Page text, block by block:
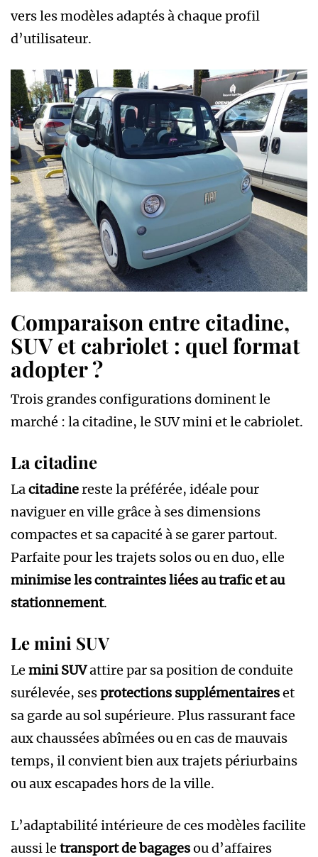
vers les modèles adaptés à chaque profil
d’utilisateur.
Comparaison entre citadine,
SUV et cabriolet : quel format
adopter ?
Trois grandes configurations dominent le
marché : la citadine, le SUV mini et le cabriolet.
La citadine
La citadine reste la préférée, idéale pour
naviguer en ville grâce à ses dimensions
compactes et sa capacité à se garer partout.
Parfaite pour les trajets solos ou en duo, elle
minimise les contraintes liées au trafic et au
stationnement.
Le mini SUV
Le mini SUVattire par sa position de conduite
surélevée, sesprotections supplémentaireset
sa garde au sol supérieure. Plus rassurant face
aux chaussées abîmées ou en cas de mauvais
temps, il convient bien aux trajets périurbains
ou aux escapades hors de la ville.
L’adaptabilité intérieure de ces modèles facilite
aussi le transport de bagagesou d’affaires